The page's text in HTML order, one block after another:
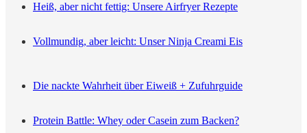
Heiß, aber nicht fettig: Unsere Airfryer Rezepte
Vollmundig, aber leicht: Unser Ninja Creami Eis
Die nackte Wahrheit über Eiweiß + Zufuhrguide
Protein Battle: Whey oder Casein zum Backen?